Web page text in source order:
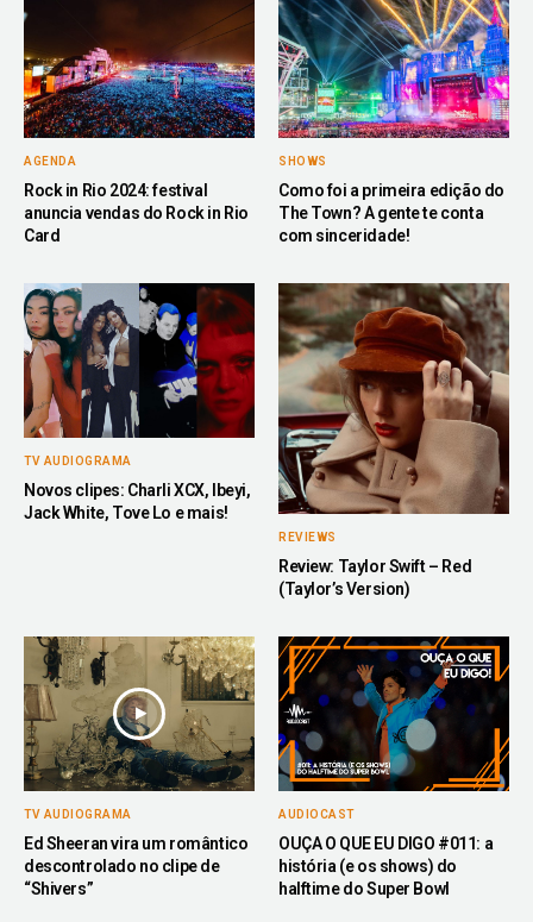
AGENDA
Rock in Rio 2024: festival
anuncia vendas do Rock in Rio
Card
SHOWS
Como foi a primeira edição do
The Town? A gente te conta
com sinceridade!
TV AUDIOGRAMA
Novos clipes: Charli XCX, Ibeyi,
Jack White, Tove Lo e mais!
REVIEWS
Review: Taylor Swift – Red
(Taylor’s Version)
TV AUDIOGRAMA
Ed Sheeran vira um romântico
descontrolado no clipe de
“Shivers”
AUDIOCAST
OUÇA O QUE EU DIGO #011: a
história (e os shows) do
halftime do Super Bowl